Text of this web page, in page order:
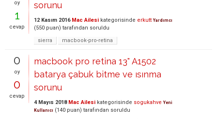
oy
1
cevap
sorunu
12 Kasım 2016 Mac Ailesi kategorisinde erkutt Yardımcı
(550 puan) tarafından soruldu
sierra
macbook-pro-retina
0
oy
0
cevap
macbook pro retina 13" A1502
batarya çabuk bitme ve ısınma
sorunu
4 Mayıs 2018 Mac Ailesi kategorisinde sogukahve Yeni
Kullanıcı (140 puan) tarafından soruldu